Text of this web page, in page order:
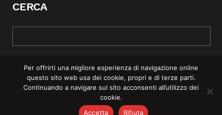
CERCA
© COPYRIGHT 2025 | REBEL MAG —
Per offrirti una migliore esperienza di navigazione online
questo sito web usa dei cookie, propri e di terze parti.
Continuando a navigare sul sito acconsenti all’utilizzo dei
cookie.
Accetta
Rifiuta